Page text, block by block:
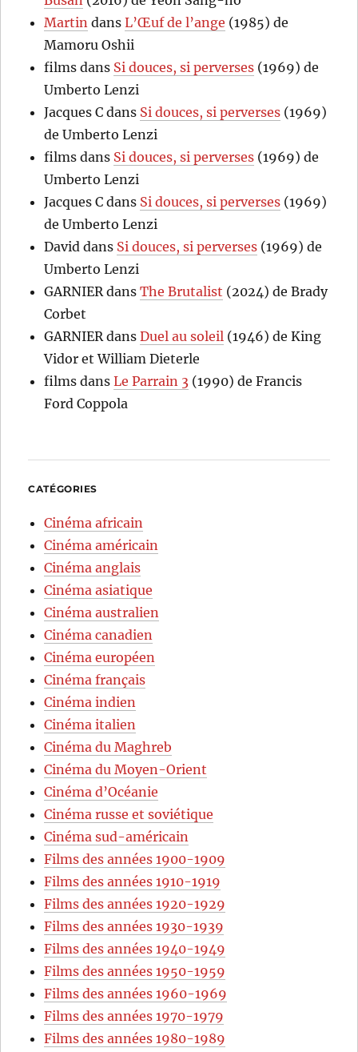
Martin dansL’Œuf de l’ange (1985) de
Mamoru Oshii
films dans Si douces, si perverses (1969) de
Umberto Lenzi
Jacques C dans Si douces, si perverses (1969)
de Umberto Lenzi
films dans Si douces, si perverses (1969) de
Umberto Lenzi
Jacques C dans Si douces, si perverses (1969)
de Umberto Lenzi
David dans Si douces, si perverses (1969) de
Umberto Lenzi
GARNIERdansThe Brutalist (2024) de Brady
Corbet
GARNIERdansDuel au soleil (1946) de King
Vidor et William Dieterle
films dansLe Parrain 3 (1990) de Francis
Ford Coppola
CATÉGORIES
Cinéma africain
Cinéma américain
Cinéma anglais
Cinéma asiatique
Cinéma australien
Cinéma canadien
Cinéma européen
Cinéma français
Cinéma indien
Cinéma italien
Cinéma du Maghreb
Cinéma du Moyen-Orient
Cinéma d’Océanie
Cinéma russe et soviétique
Cinéma sud-américain
Films des années 1900-1909
Films des années 1910-1919
Films des années 1920-1929
Films des années 1930-1939
Films des années 1940-1949
Films des années 1950-1959
Films des années 1960-1969
Films des années 1970-1979
Films des années 1980-1989